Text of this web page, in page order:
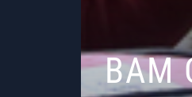
ВАМ